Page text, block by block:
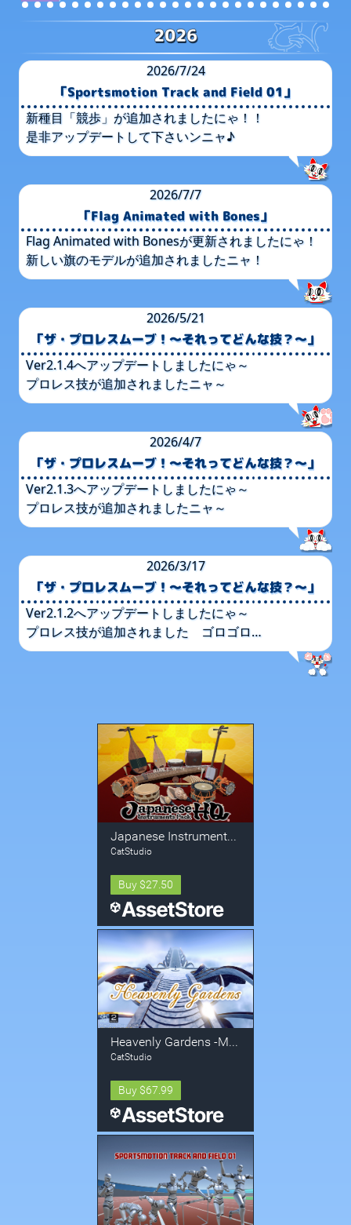
2026
2026/7/24
「Sportsmotion Track and Field 01」
新種目​「競歩」が​追加されましたに​ゃ！！
是非アップデートして​下さいンニャ♪
2026/7/7
「Flag Animated with Bones」
Flag Animated with Bonesが​更新されましたに​ゃ！
新しい​旗の​モデルが​追加されました​ニャ！
2026/5/21
「ザ・プロレスムーブ！​～それって​どんな​技？​～」
Ver2.1.4へ​アップデートしましたに​ゃ～
プロレス技が​追加されました​ニャ～
2026/4/7
「ザ・プロレスムーブ！​～それって​どんな​技？​～」
Ver2.1.3へ​アップデートしましたに​ゃ～
プロレス技が​追加されました​ニャ～
2026/3/17
「ザ・プロレスムーブ！​～それって​どんな​技？​～」
Ver2.1.2へ​アップデートしましたに​ゃ～
プロレス技が​追加されました ゴロゴロ…